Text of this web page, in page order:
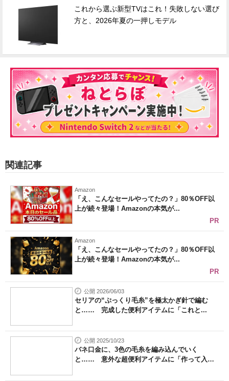
これから選ぶ新型TVはこれ！失敗しない選び
方と、2026年夏の一押しモデル
関連記事
Amazon
「え、こんなセールやってたの？」80％OFF以
上が続々登場！Amazonの本気が...
PR
Amazon
「え、こんなセールやってたの？」80％OFF以
上が続々登場！Amazonの本気が...
PR
公開 2026/06/03
セリアの“ぷっくり毛糸”を極太かぎ針で編む
と…… 完成した便利アイテムに「これと...
公開 2025/10/23
バネ口金に、3色の毛糸を編み込んでいく
と…… 意外な超便利アイテムに「作って入